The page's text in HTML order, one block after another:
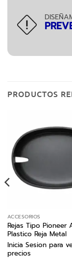
PRODUCTOS
ACCESORIOS
Rejas Tipo Pioneer
Plastico Reja Metal
Inicia Sesion para
precios